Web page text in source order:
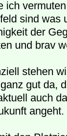
ich
sind was
der
und brav
stehen
gut da,
auch